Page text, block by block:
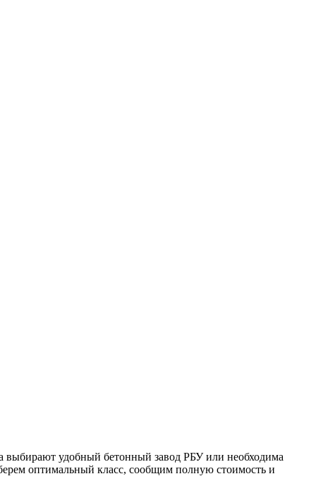
выбирают удобный бетонный завод РБУ или необходима
оптимальный класс, сообщим полную стоимость и